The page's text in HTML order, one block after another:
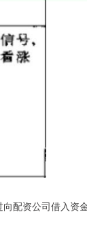
配资公司借入资